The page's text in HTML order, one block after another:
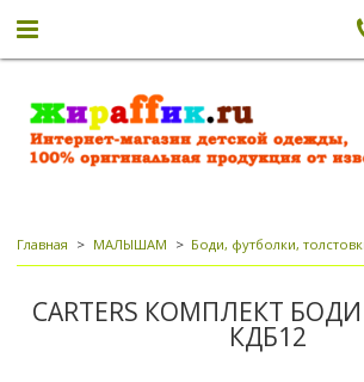
Главная МАЛЫШАМ Боди, футболки,
CARTERS КОМПЛЕКТ
КДБ12